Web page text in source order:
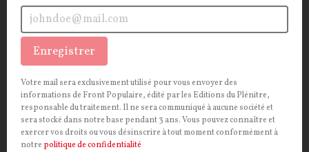
Enregistrer
Votre mail sera exclusivement utilisé pour vous envoyer des
informations de Front Populaire, édité par les Editions du Plénitre,
responsable du traitement. Il ne sera communiqué à aucune société et
sera stocké dans notre base pendant 3 ans. Vous pouvez connaître et
exercer vos droits ou vous désinscrire à tout moment conformément à
notre politique de confidentialité